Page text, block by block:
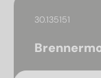
30.135151